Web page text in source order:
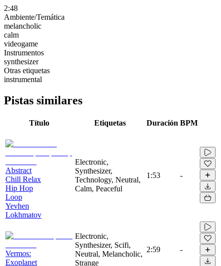
2:48
Ambiente/Temática
melancholic
calm
videogame
Instrumentos
synthesizer
Otras etiquetas
instrumental
Pistas similares
Título Etiquetas Duración BPM
Abstract
Chill Relax
Hip Hop
Loop
Yevhen
Lokhmatov
Electronic,
Synthesizer,
Technology, Neutral,
Calm, Peaceful
1:53 -
Vermos:
Exoplanet
Electronic,
Synthesizer, Scifi,
Neutral, Melancholic,
Strange
2:59 -